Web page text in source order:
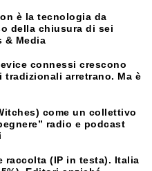
è la tecnologia da
della chiusura di sei
& Media
connessi crescono
arretrano. Ma è
come un collettivo
radio e podcast
raccolta (IP in testa). Italia